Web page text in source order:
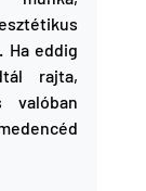
Ha eddig
rajta,
valóban